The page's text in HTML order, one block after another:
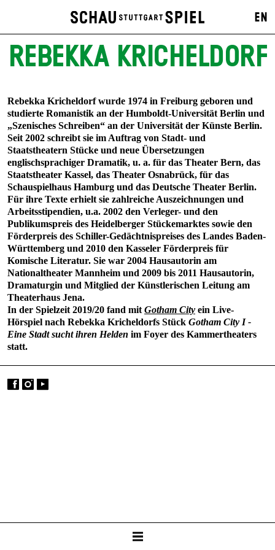
EN
REBEKKA KRICHELDORF
Rebekka Kricheldorf wurde 1974 in Freiburg geboren und
studierte Romanistik an der Humboldt-Universität Berlin und
„Szenisches Schreiben“ an der Universität der Künste Berlin.
Seit 2002 schreibt sie im Auftrag von Stadt- und
Staatstheatern Stücke und neue Übersetzungen
englischsprachiger Dramatik, u. a. für das Theater Bern, das
Staatstheater Kassel, das Theater Osnabrück, für das
Schauspielhaus Hamburg und das Deutsche Theater Berlin.
Für ihre Texte erhielt sie zahlreiche Auszeichnungen und
Arbeitsstipendien, u.a. 2002 den Verleger- und den
Publikumspreis des Heidelberger Stückemarktes sowie den
Förderpreis des Schiller-Gedächtnispreises des Landes Baden-
Württemberg und 2010 den Kasseler Förderpreis für
Komische Literatur. Sie war 2004 Hausautorin am
Nationaltheater Mannheim und 2009 bis 2011 Hausautorin,
Dramaturgin und Mitglied der Künstlerischen Leitung am
Theaterhaus Jena.
In der Spielzeit 2019/20 fand mit Gotham City ein Live-
Hörspiel nach Rebekka Kricheldorfs Stück Gotham City I -
Eine Stadt sucht ihren Helden im Foyer des Kammertheaters
statt.